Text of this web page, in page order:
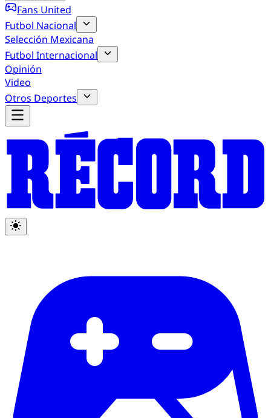
Fans United
Futbol Nacional
Selección Mexicana
Futbol Internacional
Opinión
Video
Otros Deportes